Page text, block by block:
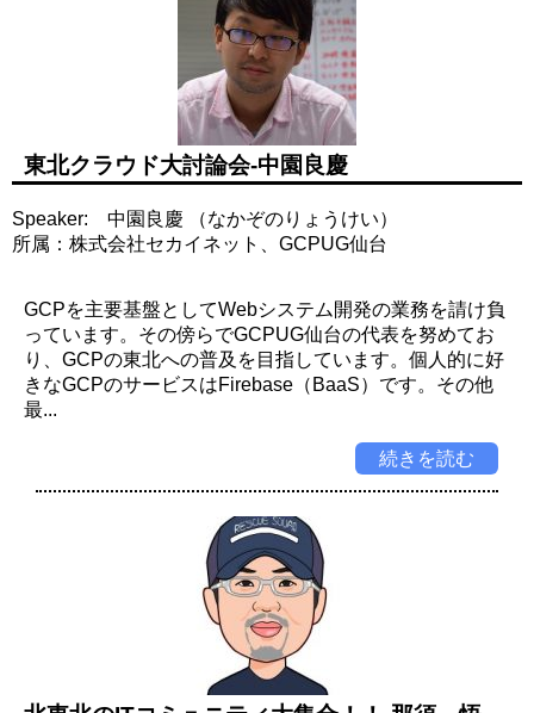
東北クラウド大討論会-中園良慶
Speaker: 中園良慶 （なかぞのりょうけい）
所属：株式会社セカイネット、GCPUG仙台
GCPを主要基盤としてWebシステム開発の業務を請け負
っています。その傍らでGCPUG仙台の代表を努めてお
り、GCPの東北への普及を目指しています。個人的に好
きなGCPのサービスはFirebase（BaaS）です。その他
最...
続きを読む